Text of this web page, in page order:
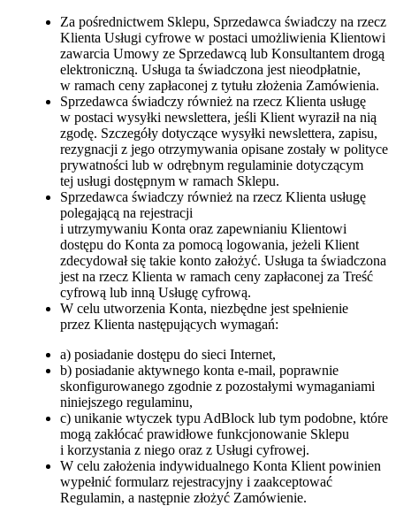
Za pośrednictwem Sklepu, Sprzedawca świadczy na rzecz
Klienta Usługi cyfrowe w postaci umożliwienia Klientowi
zawarcia Umowy ze Sprzedawcą lub Konsultantem drogą
elektroniczną. Usługa ta świadczona jest nieodpłatnie,
w ramach ceny zapłaconej z tytułu złożenia Zamówienia.
Sprzedawca świadczy również na rzecz Klienta usługę
w postaci wysyłki newslettera, jeśli Klient wyraził na nią
zgodę. Szczegóły dotyczące wysyłki newslettera, zapisu,
rezygnacji z jego otrzymywania opisane zostały w polityce
prywatności lub w odrębnym regulaminie dotyczącym
tej usługi dostępnym w ramach Sklepu.
Sprzedawca świadczy również na rzecz Klienta usługę
polegającą na rejestracji
i utrzymywaniu Konta oraz zapewnianiu Klientowi
dostępu do Konta za pomocą logowania, jeżeli Klient
zdecydował się takie konto założyć. Usługa ta świadczona
jest na rzecz Klienta w ramach ceny zapłaconej za Treść
cyfrową lub inną Usługę cyfrową.
W celu utworzenia Konta, niezbędne jest spełnienie
przez Klienta następujących wymagań:
a) posiadanie dostępu do sieci Internet,
b) posiadanie aktywnego konta e-mail, poprawnie
skonfigurowanego zgodnie z pozostałymi wymaganiami
niniejszego regulaminu,
c) unikanie wtyczek typu AdBlock lub tym podobne, które
mogą zakłócać prawidłowe funkcjonowanie Sklepu
i korzystania z niego oraz z Usługi cyfrowej.
W celu założenia indywidualnego Konta Klient powinien
wypełnić formularz rejestracyjny i zaakceptować
Regulamin, a następnie złożyć Zamówienie.